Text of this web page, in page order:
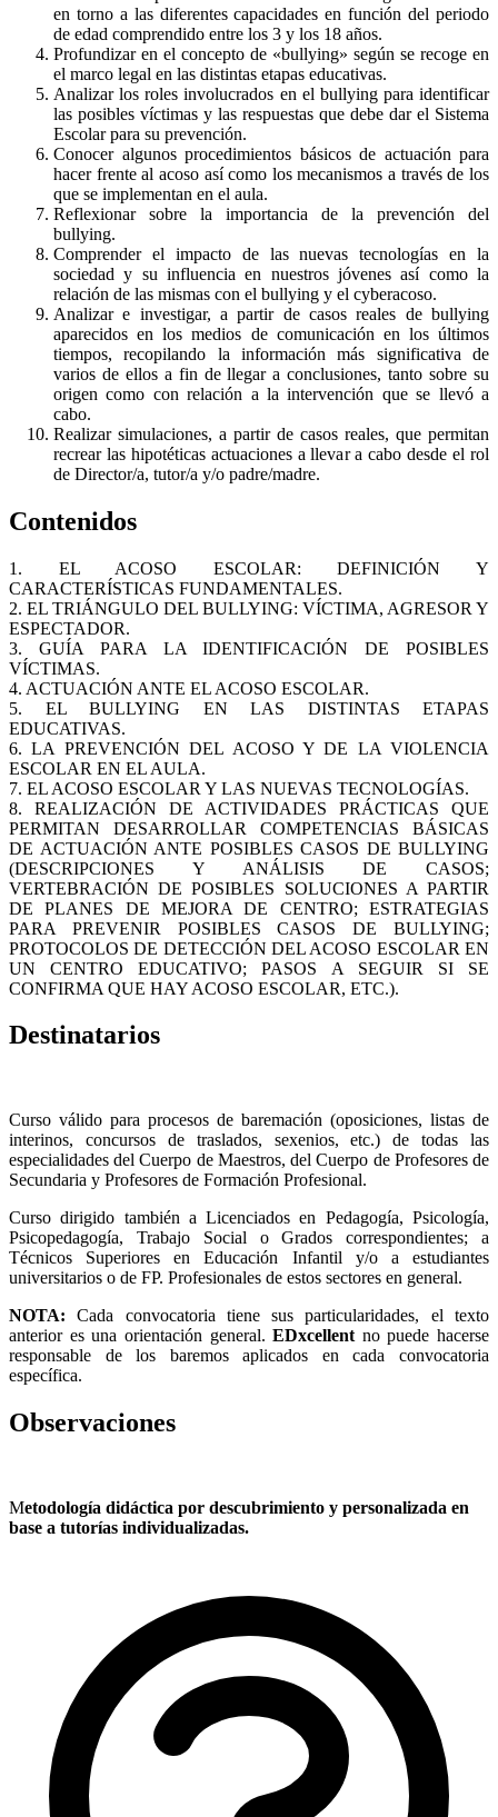
en torno a las diferentes capacidades en función del periodo
de edad comprendido entre los 3 y los 18 años.
Profundizar en el concepto de «bullying» según se recoge en
el marco legal en las distintas etapas educativas.
Analizar los roles involucrados en el bullying para identificar
las posibles víctimas y las respuestas que debe dar el Sistema
Escolar para su prevención.
Conocer algunos procedimientos básicos de actuación para
hacer frente al acoso así como los mecanismos a través de los
que se implementan en el aula.
Reflexionar sobre la importancia de la prevención del
bullying.
Comprender el impacto de las nuevas tecnologías en la
sociedad y su influencia en nuestros jóvenes así como la
relación de las mismas con el bullying y el cyberacoso.
Analizar e investigar, a partir de casos reales de bullying
aparecidos en los medios de comunicación en los últimos
tiempos, recopilando la información más significativa de
varios de ellos a fin de llegar a conclusiones, tanto sobre su
origen como con relación a la intervención que se llevó a
cabo.
Realizar simulaciones, a partir de casos reales, que permitan
recrear las hipotéticas actuaciones a llevar a cabo desde el rol
de Director/a, tutor/a y/o padre/madre.
Contenidos
1. EL ACOSO ESCOLAR: DEFINICIÓN Y
CARACTERÍSTICAS FUNDAMENTALES.
2. EL TRIÁNGULO DEL BULLYING: VÍCTIMA, AGRESOR Y
ESPECTADOR.
3. GUÍA PARA LA IDENTIFICACIÓN DE POSIBLES
VÍCTIMAS.
4. ACTUACIÓN ANTE EL ACOSO ESCOLAR.
5. EL BULLYING EN LAS DISTINTAS ETAPAS
EDUCATIVAS.
6. LA PREVENCIÓN DEL ACOSO Y DE LA VIOLENCIA
ESCOLAR EN EL AULA.
7. EL ACOSO ESCOLAR Y LAS NUEVAS TECNOLOGÍAS.
8. REALIZACIÓN DE ACTIVIDADES PRÁCTICAS QUE
PERMITAN DESARROLLAR COMPETENCIAS BÁSICAS
DE ACTUACIÓN ANTE POSIBLES CASOS DE BULLYING
(DESCRIPCIONES Y ANÁLISIS DE CASOS;
VERTEBRACIÓN DE POSIBLES SOLUCIONES A PARTIR
DE PLANES DE MEJORA DE CENTRO; ESTRATEGIAS
PARA PREVENIR POSIBLES CASOS DE BULLYING;
PROTOCOLOS DE DETECCIÓN DEL ACOSO ESCOLAR EN
UN CENTRO EDUCATIVO; PASOS A SEGUIR SI SE
CONFIRMA QUE HAY ACOSO ESCOLAR, ETC.).
Destinatarios
Curso válido para procesos de baremación (oposiciones, listas de
interinos, concursos de traslados, sexenios, etc.) de todas las
especialidades del Cuerpo de Maestros, del Cuerpo de Profesores de
Secundaria y Profesores de Formación Profesional.
Curso dirigido también a Licenciados en Pedagogía, Psicología,
Psicopedagogía, Trabajo Social o Grados correspondientes; a
Técnicos Superiores en Educación Infantil y/o a estudiantes
universitarios o de FP. Profesionales de estos sectores en general.
NOTA: Cada convocatoria tiene sus particularidades, el texto
anterior es una orientación general.EDxcellent no puede hacerse
responsable de los baremos aplicados en cada convocatoria
específica.
Observaciones
Metodología didáctica por descubrimiento y personalizada en
base a tutorías individualizadas.